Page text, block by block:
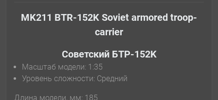
MK211 BTR-152K Soviet armored troop-
carrier
Советский БТР-152K
Масштаб модели: 1:35
Уровень сложности: Cредний
Длина модели, мм: 185